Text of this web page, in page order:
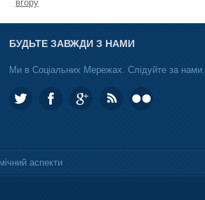
вгору
БУДЬТЕ ЗАВЖДИ З НАМИ
Ми в Соціальних Мережах. Слідуйте за нами.
аспекти